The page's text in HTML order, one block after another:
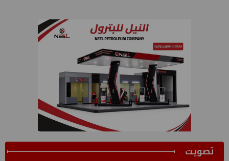
ﺗﺼﻮﻳﺖ